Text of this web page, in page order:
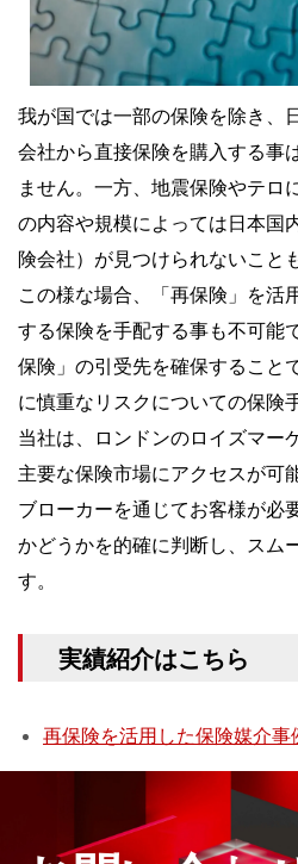
我が国では一部の保険を除き、
会社から直接保険を購入する事
ません。一方、地震保険やテロ
の内容や規模によっては日本国
険会社）が見つけられないこと
この様な場合、「再保険」を活
する保険を手配する事も不可能
保険」の引受先を確保すること
に慎重なリスクについての保険
当社は、ロンドンのロイズマー
主要な保険市場にアクセスが可
ブローカーを通じてお客様が必
かどうかを的確に判断し、スム
す。
実績紹介はこちら
再保険を活用した保険媒介事